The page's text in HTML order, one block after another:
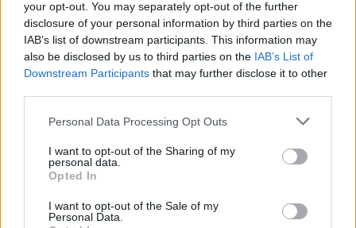
your opt-out. You may separately opt-out of the further
disclosure of your personal information by third parties on the
IAB’s list of downstream participants. This information may
also be disclosed by us to third parties on the IAB’s List of
Downstream Participants that may further disclose it to other
Personal Data Processing Opt Outs
I want to opt-out of the Sharing of my
personal data.
Opted In
I want to opt-out of the Sale of my
Personal Data.
Ακολουθήστε το OLAFAQ